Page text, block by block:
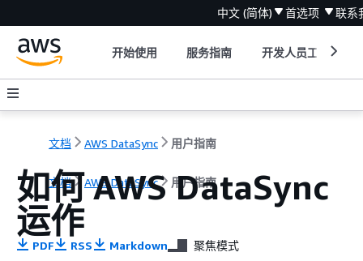
中文 (简体) 首选项 联系
开始使用 服务指南 开发人员工具
文档 AWS DataSync 用户指南
文档 AWS DataSync 用户指南
如何 AWS DataSync
运作
PDF RSS Markdown 聚焦模式